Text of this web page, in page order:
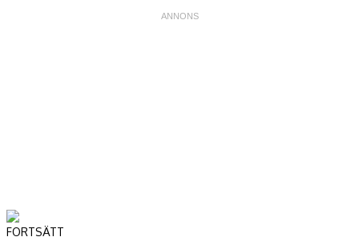
FORTSÄTT